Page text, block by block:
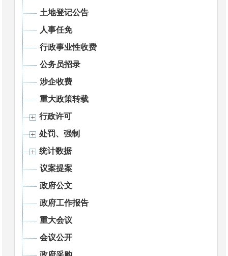
土地登记公告
人事任免
行政事业性收费
公务员招录
涉企收费
重大政策转载
行政许可
处罚、强制
统计数据
议案提案
政府公文
政府工作报告
重大会议
会议公开